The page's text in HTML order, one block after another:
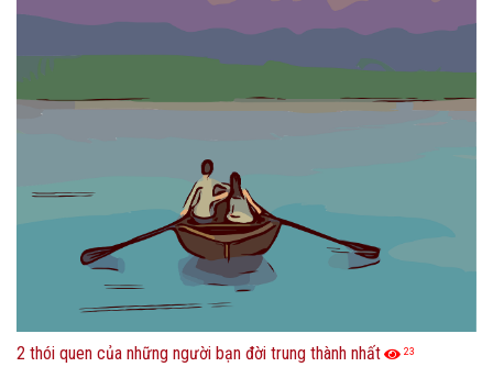
2 thói quen của những người bạn đời trung thành nhất 23